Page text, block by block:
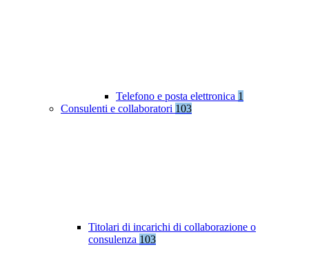
Telefono e posta elettronica 1
Consulenti e collaboratori 103
Titolari di incarichi di collaborazione o
consulenza 103